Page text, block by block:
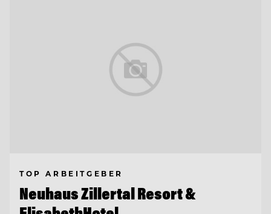
TOP ARBEITGEBER
Neuhaus Zillertal Resort &